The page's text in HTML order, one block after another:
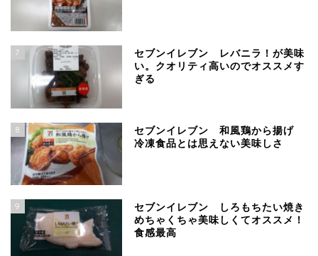
7
セブンイレブン レバニラ！が美味
い。クオリティ高いのでオススメす
ぎる
8
セブンイレブン 和風鶏から揚げ
冷凍食品とは思えない美味しさ
9
セブンイレブン しろもちたい焼き
めちゃくちゃ美味しくてオススメ！
食感最高